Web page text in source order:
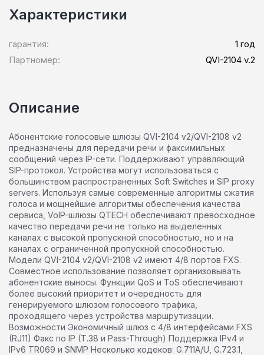
Характеристики
гарантия:
1 год
Партномер:
QVI-2104 v.2
Описание
Абонентские голосовые шлюзы QVI-2104 v2/QVI-2108 v2
предназначены для передачи речи и факсимильных
сообщений через IP-сети. Поддерживают управляющий
SIP-протокол. Устройства могут использоваться с
большинством распространенных Soft Switches и SIP proxy
servers. Используя самые современные алгоритмы сжатия
голоса и мощнейшие алгоритмы обеспечения качества
сервиса, VoIP-шлюзы QTECH обеспечивают превосходное
качество передачи речи не только на выделенных
каналах с высокой пропускной способностью, но и на
каналах с ограниченной пропускной способностью.
Модели QVI-2104 v2/QVI-2108 v2 имеют 4/8 портов FXS.
Совместное использование позволяет организовывать
абонентские выносы. Функции QoS и ToS обеспечивают
более высокий приоритет и очередность для
генерируемого шлюзом голосового трафика,
проходящего через устройства маршрутизации.
Возможности Экономичный шлюз с 4/8 интерфейсами FXS
(RJ11) Факс по IP (T.38 и Pass-Through) Поддержка IPv4 и
IPv6 TR069 и SNMP Несколько кодеков: G.711A/U, G.723.1,